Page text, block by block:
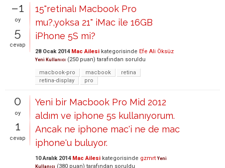
–1
oy
5
cevap
15"retinalı Macbook Pro
mu?,yoksa 21" iMac ile 16GB
iPhone 5S mi?
28 Ocak 2014 Mac Ailesi kategorisinde Efe Ali Öksüz
Yeni Kullanıcı (250 puan) tarafından soruldu
macbook-pro
macbook
retina
retina-display
pro
0
oy
1
cevap
Yeni bir Macbook Pro Mid 2012
aldım ve iphone 5s kullanıyorum.
Ancak ne iphone mac'i ne de mac
iphone'u buluyor.
10 Aralık 2014 Mac Ailesi kategorisinde gzmrt Yeni
Kullanıcı (380 puan) tarafından soruldu